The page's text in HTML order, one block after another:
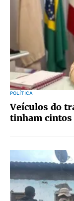
POLÍTICA
Veículos do
tinham